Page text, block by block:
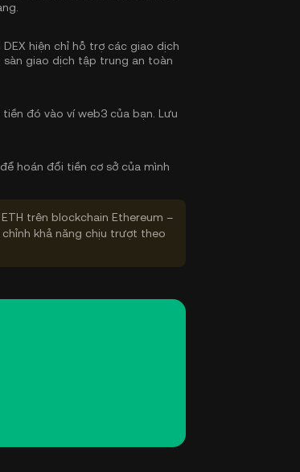
hiện chỉ hỗ trợ các giao dịch
giao dịch tập trung an toàn
đó vào ví web3 của bạn. Lưu
hoán đổi tiền cơ sở của mình
trên blockchain Ethereum –
khả năng chịu trượt theo